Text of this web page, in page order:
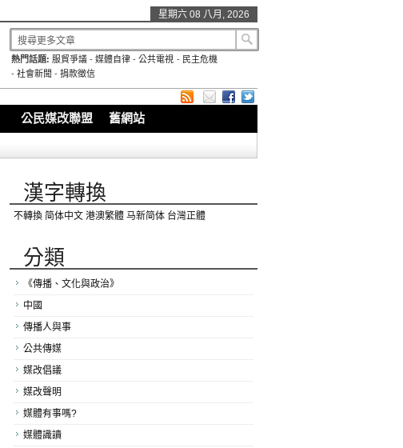
星期六 08 八月, 2026
熱門話題: 服貿爭議 -媒體自律 -公共電視 - 民主危機
- 社會新聞 - 捐款徵信
公民媒改聯盟 舊網站
漢字轉換
不轉換 简体中文 港澳繁體 马新简体 台灣正體
分類
《傳播、文化與政治》
中國
傳播人與事
公共傳媒
媒改倡議
媒改聲明
媒體有事嗎?
媒體識讀